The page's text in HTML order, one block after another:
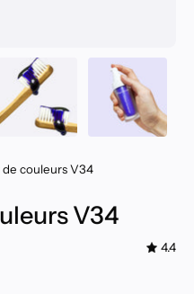
couleurs V34
V34
4.4